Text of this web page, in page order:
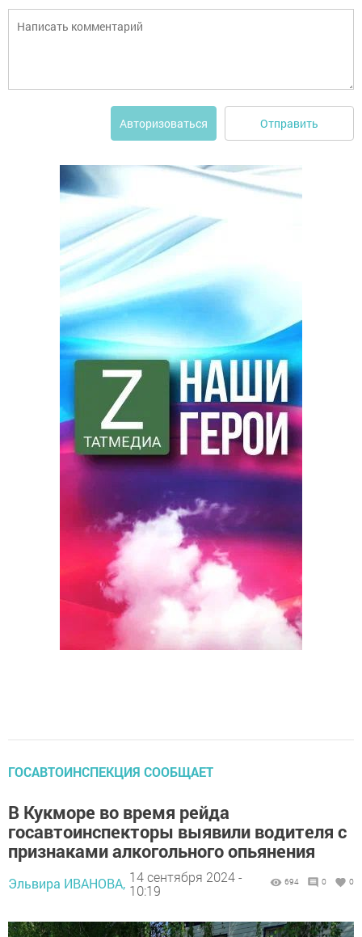
Авторизоваться Отправить
ГОСАВТОИНСПЕКЦИЯ СООБЩАЕТ
В Кукморе во время рейда
госавтоинспекторы выявили водителя с
признаками алкогольного опьянения
Эльвира ИВАНОВА, 14 сентября 2024 -
10:19
694 0 0